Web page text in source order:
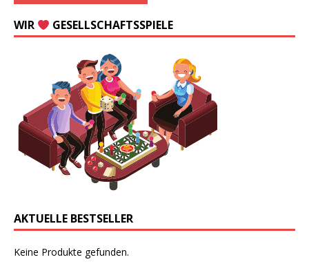
WIR GESELLSCHAFTSSPIELE
AKTUELLE BESTSELLER
Keine Produkte gefunden.